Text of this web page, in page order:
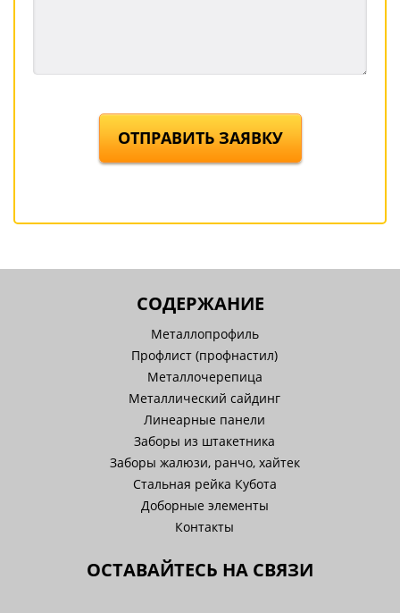
ОТПРАВИТЬ ЗАЯВКУ
СОДЕРЖАНИЕ
Металлопрофиль
Профлист (профнастил)
Металлочерепица
Металлический сайдинг
Линеарные панели
Заборы из штакетника
Заборы жалюзи, ранчо, хайтек
Стальная рейка Кубота
Доборные элементы
Контакты
ОСТАВАЙТЕСЬ НА СВЯЗИ